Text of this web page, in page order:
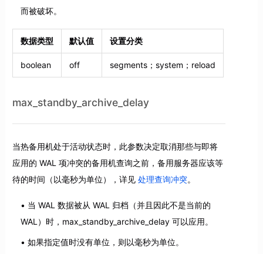
而被破坏。
数据类型 默认值 设置分类
boolean off segments；system；reload
max_standby_archive_delay
当热备用机处于活动状态时，此参数决定取消那些与即将
应用的 WAL 项冲突的备用机查询之前，备用服务器应该等
待的时间（以毫秒为单位），详见 处理查询冲突。
当 WAL 数据被从 WAL 归档（并且因此不是当前的
WAL）时，max_standby_archive_delay 可以应用。
如果指定值时没有单位，则以毫秒为单位。